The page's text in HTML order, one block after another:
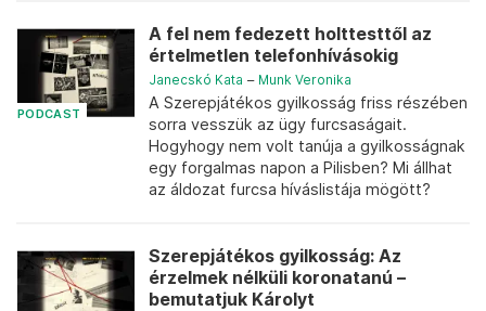
PODCAST
A fel nem fedezett holttesttől az
értelmetlen telefonhívásokig
Janecskó Kata – Munk Veronika
A Szerepjátékos gyilkosság friss részében
sorra vesszük az ügy furcsaságait.
Hogyhogy nem volt tanúja a gyilkosságnak
egy forgalmas napon a Pilisben? Mi állhat
az áldozat furcsa híváslistája mögött?
Szerepjátékos gyilkosság: Az
érzelmek nélküli koronatanú –
bemutatjuk Károlyt